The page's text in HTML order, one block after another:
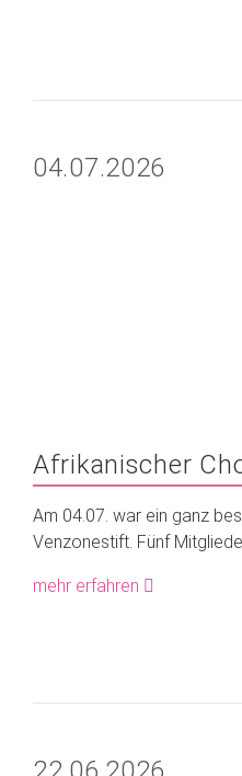
04.07.2026
Afrikanischer
Am 04.07. war ein ganz
Venzonestift. Fünf
mehr erfahren